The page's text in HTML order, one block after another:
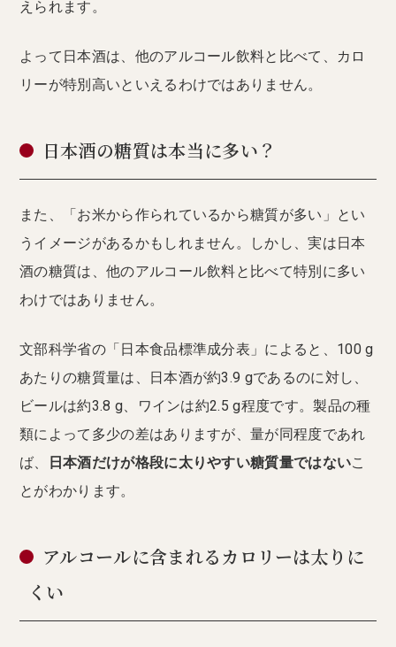
えられます。
よって日本酒は、他のアルコール飲料と比べて、カロ
リーが特別高いといえるわけではありません。
日本酒の糖質は本当に多い？
また、「お米から作られているから糖質が多い」とい
うイメージがあるかもしれません。しかし、実は日本
酒の糖質は、他のアルコール飲料と比べて特別に多い
わけではありません。
文部科学省の「日本食品標準成分表」によると、100 g
あたりの糖質量は、日本酒が約3.9 gであるのに対し、
ビールは約3.8 g、ワインは約2.5 g程度です。製品の種
類によって多少の差はありますが、量が同程度であれ
ば、
日本酒だけが格段に太りやすい糖質量ではないこ
とがわかります。
アルコールに含まれるカロリーは太りに
くい